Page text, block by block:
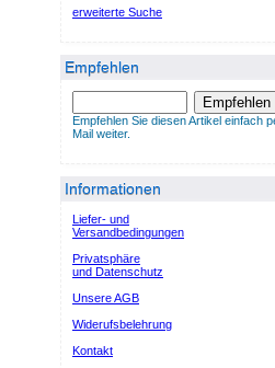
erweiterte Suche
Empfehlen
Empfehlen
Empfehlen Sie diesen Artikel einfach
Mail weiter.
Informationen
Liefer- und
Versandbedingungen
Privatsphäre
und Datenschutz
Unsere AGB
Widerufsbelehrung
Kontakt